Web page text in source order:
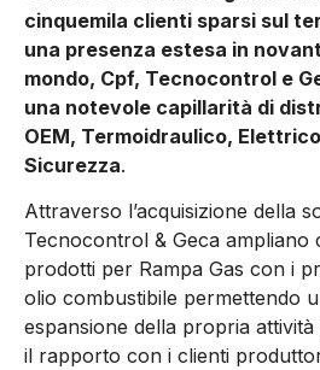
cinquemila clienti sparsi sul
una presenza estesa in
mondo, Cpf, Tecnocontrol e
una notevole capillarità di
OEM, Termoidraulico,
Sicurezza.
Attraverso l’acquisizione della
Tecnocontrol & Geca ampliano
prodotti per Rampa Gas con i
olio combustibile permettendo
espansione della propria
il rapporto con i clienti